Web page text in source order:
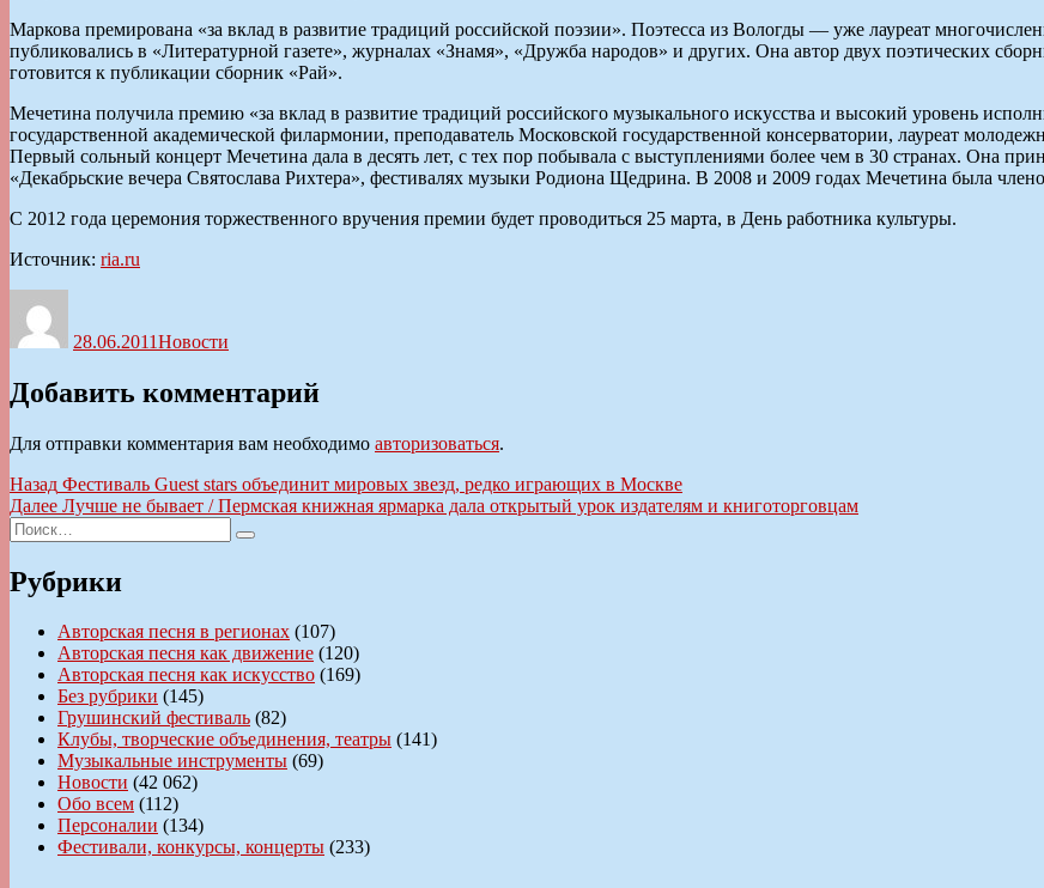
Маркова премирована «за вклад в развитие традиций российской поэзии». Поэтесса из Вологды — уже лауреат
публиковались в «Литературной газете», журналах «Знамя», «Дружба народов» и других. Она автор двух поэтических
готовится к публикации сборник «Рай».
Мечетина получила премию «за вклад в развитие традиций российского музыкального искусства и высокий уровень
государственной академической филармонии, преподаватель Московской государственной консерватории, лауреат
Первый сольный концерт Мечетина дала в десять лет, с тех пор побывала с выступлениями более чем в 30 странах. Она
«Декабрьские вечера Святослава Рихтера», фестивалях музыки Родиона Щедрина. В 2008 и 2009 годах Мечетина была
С 2012 года церемония торжественного вручения премии будет проводиться 25 марта, в День работника культуры.
Источник: ria.ru
28.06.2011Новости
Добавить комментарий
Для отправки комментария вам необходимо авторизоваться.
Навигация
по
записям
Назад Предыдущая
запись:
Фестиваль Guest stars объединит мировых звезд, редко играющих в Москве
Далее Следующая
Лучше не бывает / Пермская книжная ярмарка дала открытый урок издателям и книготорговцам
Искать:
Поиск
Рубрики
Авторская песня в регионах (107)
Авторская песня как движение (120)
Авторская песня как искусство (169)
Без рубрики (145)
Грушинский фестиваль (82)
Клубы, творческие объединения, театры (141)
Музыкальные инструменты (69)
Новости (42 062)
Обо всем (112)
Персоналии (134)
Фестивали, конкурсы, концерты (233)